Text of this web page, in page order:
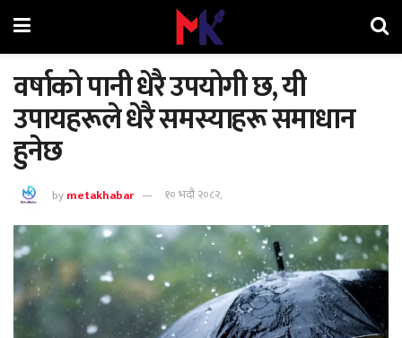
वर्षाको पानी धेरै उपयोगी छ, यी
उपायहरूले धेरै समस्याहरू समाधान
हुनेछ
bymetakhabar १० भदौ २०८२,